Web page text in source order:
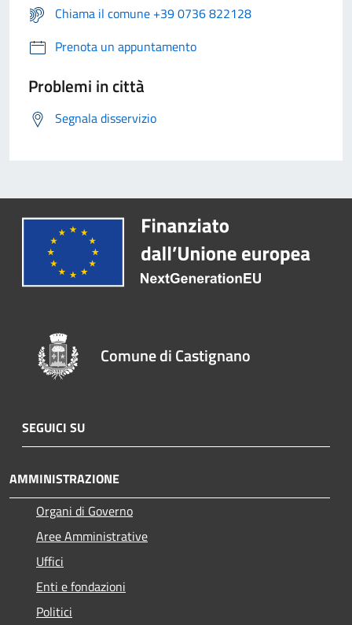
Chiama il comune +39 0736 822128
Prenota un appuntamento
Problemi in città
Segnala disservizio
Comune di Castignano
SEGUICI SU
AMMINISTRAZIONE
Organi di Governo
Aree Amministrative
Uffici
Enti e fondazioni
Politici